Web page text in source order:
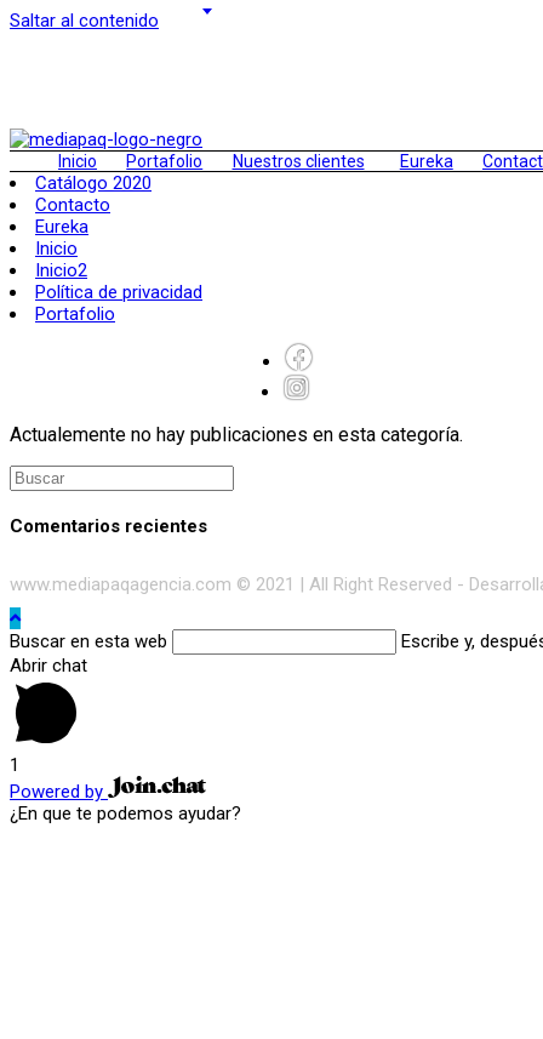
Saltar al contenido
Inicio Portafolio Nuestros clientes Eureka
Catálogo 2020
Contacto
Eureka
Inicio
Inicio2
Política de privacidad
Portafolio
Actualemente no hay publicaciones en esta categoría.
Comentarios recientes
www.mediapaqagencia.com © 2021 | All Right Reserved -
Buscar en esta web
Escribe y,
Abrir chat
1
Powered by
¿En que te podemos ayudar?